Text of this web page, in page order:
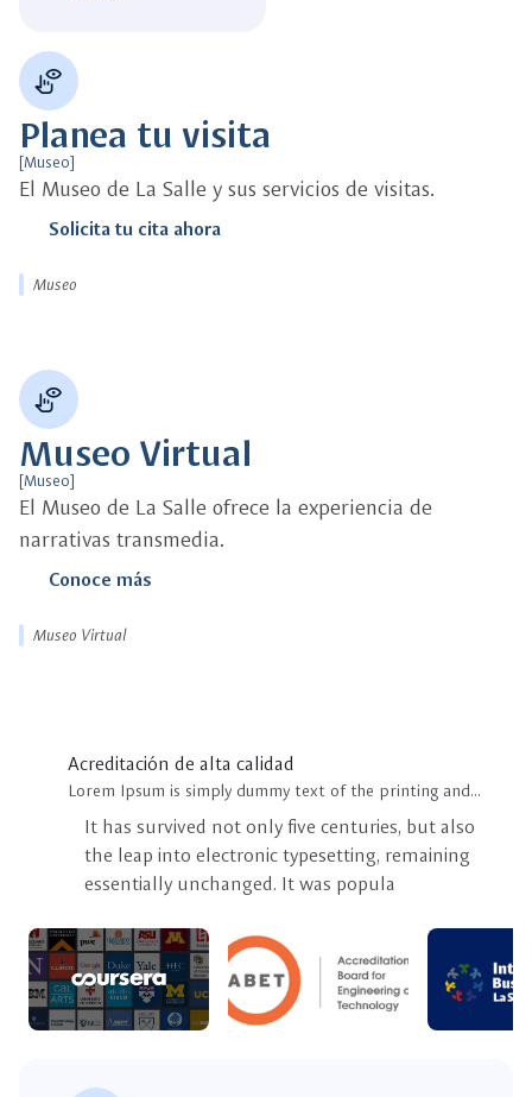
multimodal_hand_eye
Planea tu visita
[Museo]
El Museo de La Salle y sus servicios de visitas.
Solicita tu cita ahora
Museo
multimodal_hand_eye
Museo Virtual
[Museo]
El Museo de La Salle ofrece la experiencia de
narrativas transmedia.
Conoce más
Museo Virtual
Acreditación de alta calidad
Lorem Ipsum is simply dummy text of the printing and
typesetting industry. Lorem Ipsum has been the
industry's standard dummy text ever since the 1500s,
when an unknown printer took a galley of type and
scrambled it to make a type specimen book.
It has survived not only five centuries, but also
the leap into electronic typesetting, remaining
essentially unchanged. It was popula